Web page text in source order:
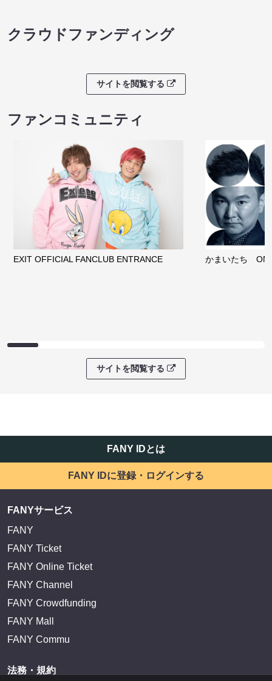
クラウドファンディング
サイトを閲覧する
ファンコミュニティ
EXIT OFFICIAL FANCLUB ENTRANCE かまいたち
サイトを閲覧する
FANY IDとは
FANY IDに登録・ログインする
FANYサービス
FANY
FANY Ticket
FANY Online Ticket
FANY Channel
FANY Crowdfunding
FANY Mall
FANY Commu
法務・規約